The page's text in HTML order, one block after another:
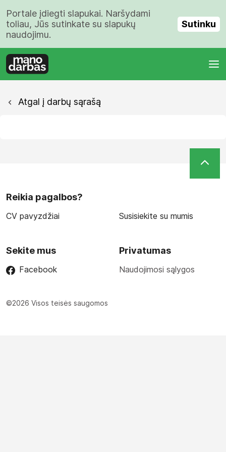
Portale įdiegti slapukai. Naršydami
toliau, Jūs sutinkate su slapukų
naudojimu.
Sutinku
Atgal į darbų sąrašą
Reikia pagalbos?
CV pavyzdžiai Susisiekite su mumis
Sekite mus
Facebook
Privatumas
Naudojimosi sąlygos
©2026 Visos teisės saugomos